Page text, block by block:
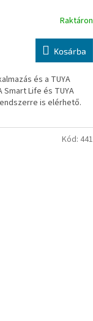
Raktáron
Kosárba
és a TUYA
Life és TUYA
is elérhető.
Kód: 441